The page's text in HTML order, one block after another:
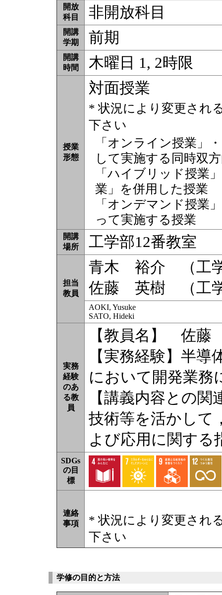
開放
科目
非開放科目
開講
学期
前期
開講
時間
木曜日 1, 2時限
授業
形態
対面授業
* 状況により変更され
下さい
「オンライン授業」
して実施する同時双
「ハイブリッド授業
業」を併用した授業
「オンデマンド授業
って実施する授業
開講
場所
工学部12番教室
担当
教員
青木 裕介 （工学
佐藤 英樹 （工学
AOKI, Yusuke
SATO, Hideki
実務
経験
のあ
る教
員
【教員名】 佐
【実務経験】半
において開発業務
【講義内容との
技術等を活かして
よび応用に関する
SDGs
の目
標
連絡
事項
* 状況により変更され
下さい
学修の目的と方法